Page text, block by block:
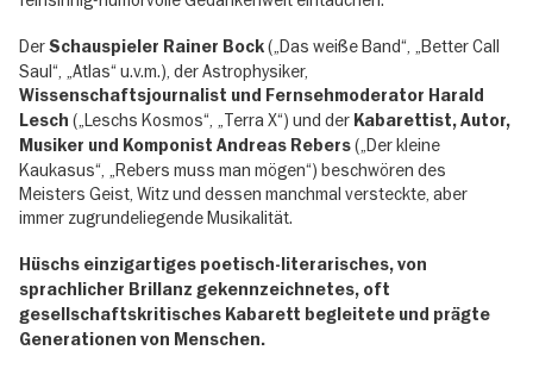
DerSchauspieler Rainer Bock(„Das weiße Band“, „Better Call
Saul“, „Atlas“ u.v.m.), der Astrophysiker,
Wissenschaftsjournalist und Fernsehmoderator Harald
Lesch („Leschs Kosmos“, „Terra X“) und der Kabarettist, Autor,
Musiker und Komponist Andreas Rebers(„Der kleine
Kaukasus“, „Rebers muss man mögen“) beschwören des
Meisters Geist, Witz und dessen manchmal versteckte, aber
immer zugrundeliegende Musikalität.
Hüschs einzigartiges poetisch-literarisches, von
sprachlicher Brillanz gekennzeichnetes, oft
gesellschaftskritisches Kabarett begleitete und prägte
Generationen von Menschen.